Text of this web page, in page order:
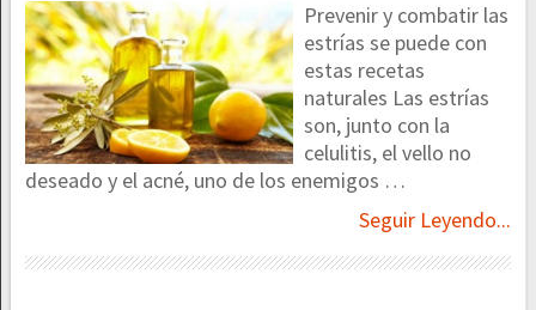
Prevenir y combatir las
estrías se puede con
estas recetas
naturales Las estrías
son, junto con la
celulitis, el vello no
deseado y el acné, uno de los enemigos …
Seguir Leyendo...